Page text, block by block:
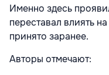
Именно здесь
переставал влиять
принято заранее.
Авторы отмечают: